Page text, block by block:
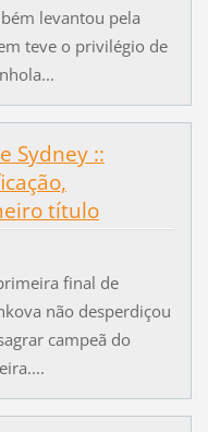
levantou pela
teve o privilégio de
Sydney ::
título
final de
não desperdiçou
campeã do